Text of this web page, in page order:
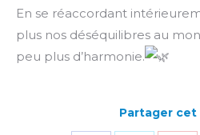
En se réaccordant
plus nos déséquilibres au
peu plus d’harmonie.
Partager cet